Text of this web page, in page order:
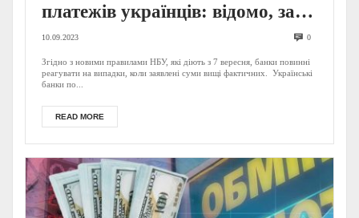
платежів українців: відомо, за
що можуть заблокувати ваш
рахунок
10.09.2023 0
Згідно з новими правилами НБУ, які діють з 7 вересня, банки повинні
реагувати на випадки, коли заявлені суми вищі фактичних. Українські
банки по...
READ MORE